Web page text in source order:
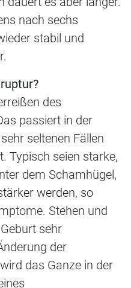
nach sechs
stabil und
des
passiert in der
seltenen Fällen
Typisch seien starke,
dem Schamhügel,
werden, so
Stehen und
sehr
der
das Ganze in der